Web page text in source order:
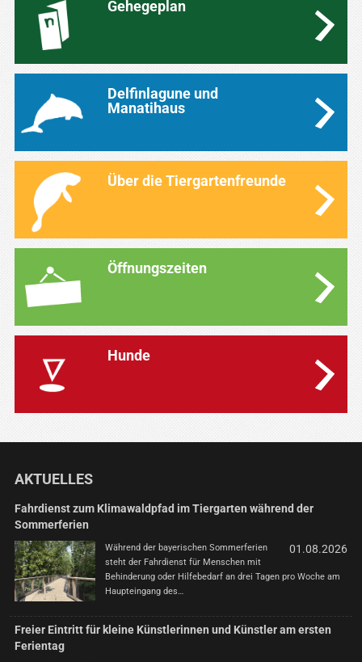
Gehegeplan
Delfinlagune und
Manatihaus
Über die Tiergartenfreunde
Öffnungszeiten
Hunde
AKTUELLES
Fahrdienst zum Klimawaldpfad im Tiergarten während der
Sommerferien
01.08.2026
Während der bayerischen Sommerferien
steht der Fahrdienst für Menschen mit
Behinderung oder Hilfebedarf an drei Tagen pro Woche am
Haupteingang des…
Freier Eintritt für kleine Künstlerinnen und Künstler am ersten
Ferientag